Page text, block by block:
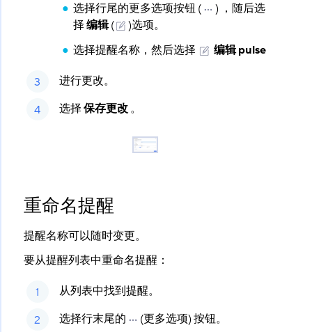
选择行尾的更多选项按钮 (
) ，随后选
择编辑​ (
)选项。
选择提醒名称，然后选择
编辑 pulse
进行更改。
选择保存更改​ 。
重命名提醒
提醒名称可以随时变更。
要从提醒列表中重命名提醒：
从列表中找到提醒。
选择行末尾的
(更多选项) 按钮。